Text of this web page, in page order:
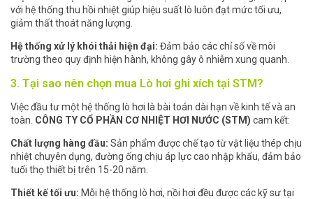
với hệ thống thu hồi nhiệt giúp hiệu suất lò luôn đạt mức tối ưu,
giảm thất thoát năng lượng.
Hệ thống xử lý khói thải hiện đại: Đảm bảo các chỉ số về môi
trường theo quy định hiện hành, không gây ô nhiễm xung quanh.
3. Tại sao nên chọn mua Lò hơi ghi xích tại STM?
Việc đầu tư một hệ thống lò hơi là bài toán dài hạn về kinh tế và an
toàn. CÔNG TY CỔ PHẦN CƠ NHIỆT HƠI NƯỚC (STM) cam kết:
Chất lượng hàng đầu: Sản phẩm được chế tạo từ vật liệu thép chịu
nhiệt chuyên dụng, đường ống chịu áp lực cao nhập khẩu, đảm bảo
tuổi thọ thiết bị trên 15-20 năm.
Thiết kế tối ưu: Mỗi hệ thống lò hơi, nồi hơi đều được các kỹ sư tại